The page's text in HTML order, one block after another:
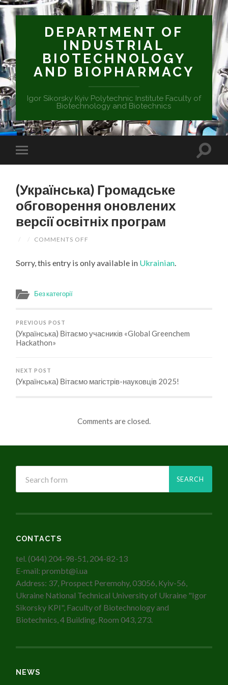
DEPARTMENT OF
INDUSTRIAL
BIOTECHNOLOGY
AND BIOPHARMACY
Igor Sikorsky Kyiv Polytechnic Institute Faculty of
Biotechnology and Biotechnics
(Українська) Громадське
обговорення оновлених
версії освітніх програм
/ / COMMENTS OFF
ОБГОВОРЕННЯ
ОНОВЛЕНИХ
Sorry, this entry is only available in Ukrainian
Без категорії
PREVIOUS POST
(Українська) Вітаємо учасників «Global Greenchem
Hackathon»
NEXT POST
(Українська) Вітаємо магістрів-науковців 2025!
Comments are closed.
CONTACTS
tel. (044) 204-98-51, 204-82-13
E-mail: prombt@i.ua
Address: 37, Prospect Peremohy, 03056, Kyiv-56,
Ukraine National Technical University of Ukraine "Igor
Sikorsky KPI", Faculty of Biotechnology and
Biotechnics, 4 Building, Room 043, 273.
NEWS